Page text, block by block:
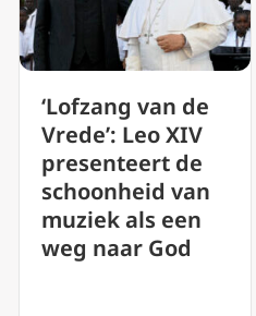
De vrede die
paus Leo XIV
voorstelt is geen
naïef hippie-
ideaal, zegt
deskundige